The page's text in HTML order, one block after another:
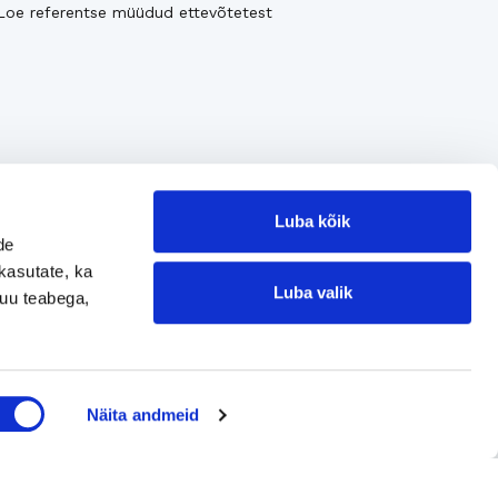
ka
teabega,
Näita andmeid
Luba kõik
Luba valik
referentse müüdud ettevõtetest
Jätke kontaktisoov